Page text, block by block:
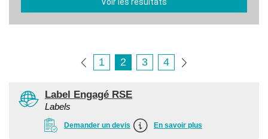
1 2 3 4
Label Engagé RSE
Labels
Demander un devis En savoir plus